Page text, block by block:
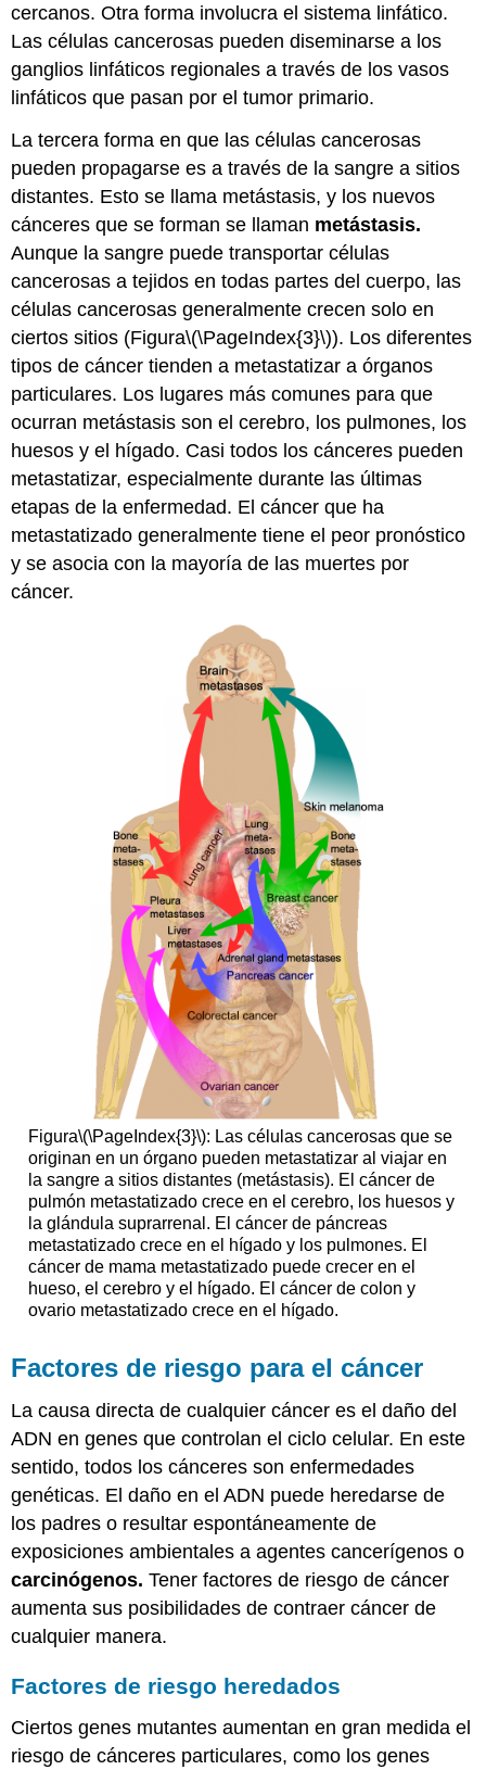
cercanos. Otra forma involucra el sistema linfático.
Las células cancerosas pueden diseminarse a los
ganglios linfáticos regionales a través de los vasos
linfáticos que pasan por el tumor primario.
La tercera forma en que las células cancerosas
pueden propagarse es a través de la sangre a sitios
distantes. Esto se llama metástasis, y los nuevos
cánceres que se forman se llaman metástasis.
Aunque la sangre puede transportar células
cancerosas a tejidos en todas partes del cuerpo, las
células cancerosas generalmente crecen solo en
ciertos sitios (Figura\(\PageIndex{3}\)). Los diferentes
tipos de cáncer tienden a metastatizar a órganos
particulares. Los lugares más comunes para que
ocurran metástasis son el cerebro, los pulmones, los
huesos y el hígado. Casi todos los cánceres pueden
metastatizar, especialmente durante las últimas
etapas de la enfermedad. El cáncer que ha
metastatizado generalmente tiene el peor pronóstico
y se asocia con la mayoría de las muertes por
cáncer.
Figura\(\PageIndex{3}\): Las células cancerosas que se
originan en un órgano pueden metastatizar al viajar en
la sangre a sitios distantes (metástasis). El cáncer de
pulmón metastatizado crece en el cerebro, los huesos y
la glándula suprarrenal. El cáncer de páncreas
metastatizado crece en el hígado y los pulmones. El
cáncer de mama metastatizado puede crecer en el
hueso, el cerebro y el hígado. El cáncer de colon y
ovario metastatizado crece en el hígado.
Factores de riesgo para el cáncer
La causa directa de cualquier cáncer es el daño del
ADN en genes que controlan el ciclo celular. En este
sentido, todos los cánceres son enfermedades
genéticas. El daño en el ADN puede heredarse de
los padres o resultar espontáneamente de
exposiciones ambientales a agentes cancerígenos o
carcinógenos.Tener factores de riesgo de cáncer
aumenta sus posibilidades de contraer cáncer de
cualquier manera.
Factores de riesgo heredados
Ciertos genes mutantes aumentan en gran medida el
riesgo de cánceres particulares, como los genes